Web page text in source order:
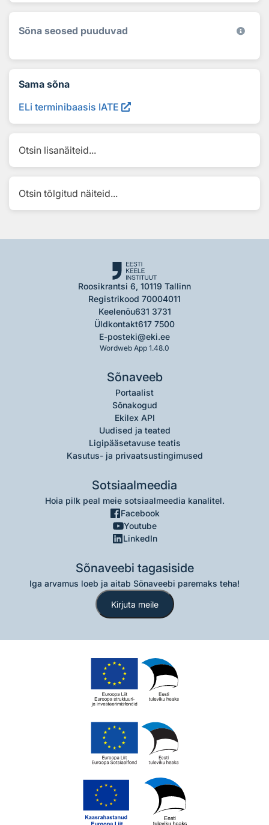
Sõna seosed puuduvad
Sama sõna
ELi terminibaasis IATE
Otsin lisanäiteid...
Otsin tõlgitud näiteid...
Roosikrantsi 6, 10119 Tallinn
Registrikood 70004011
Keelenõu631 3731
Üldkontakt617 7500
E-posteki@eki.ee
Wordweb App 1.48.0
Sõnaveeb
Portaalist
Sõnakogud
Ekilex API
Uudised ja teated
Ligipääsetavuse teatis
Kasutus- ja privaatsustingimused
Sotsiaalmeedia
Hoia pilk peal meie sotsiaalmeedia kanalitel.
Facebook
Youtube
LinkedIn
Sõnaveebi tagasiside
Iga arvamus loeb ja aitab Sõnaveebi paremaks teha!
Kirjuta meile